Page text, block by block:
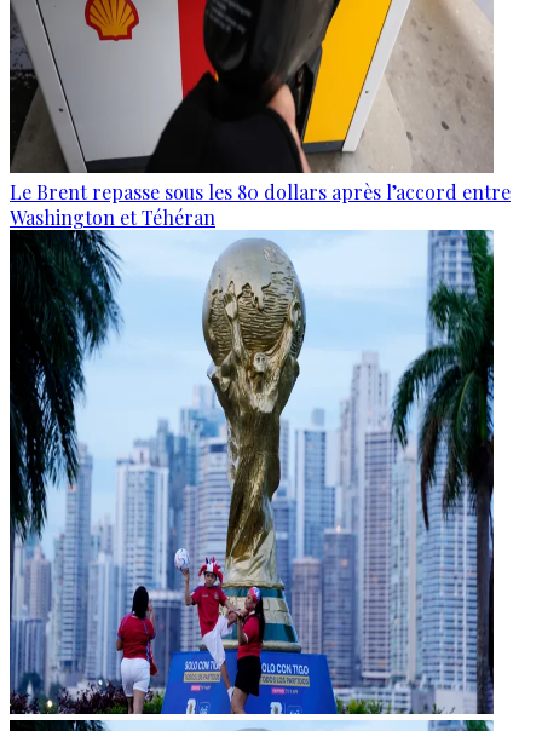
Le Brent repasse sous les 80 dollars après l’accord entre
Washington et Téhéran